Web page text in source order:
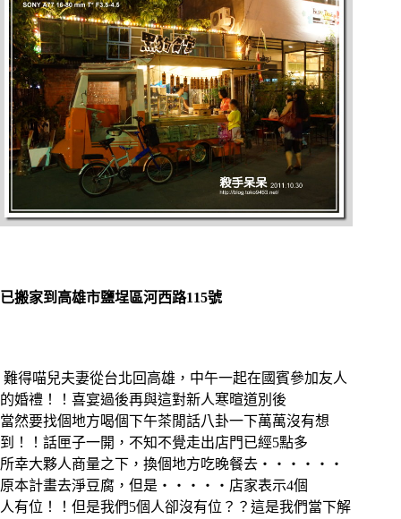
已搬家到 高雄市鹽埕區河西路115號
難得喵兒夫妻從台北回高雄，中午一起在國賓參加友人
的婚禮！！喜宴過後再與這對新人寒暄道別後
當然要找個地方喝個下午茶閒話八卦一下萬萬沒有想
到！！話匣子一開，不知不覺走出店門已經5點多
所幸大夥人商量之下，換個地方吃晚餐去‧‧‧‧‧‧
原本計畫去淨豆腐，但是‧‧‧‧‧店家表示4個
人有位！！但是我們5個人卻沒有位？？這是我們當下解